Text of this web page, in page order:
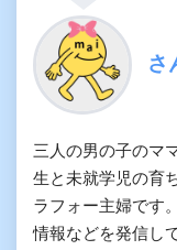
さ
三人の男の子のマ
生と未就学児の育
ラフォー主婦です
情報などを発信し